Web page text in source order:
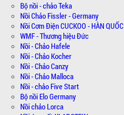
Bộ nồi - chảo Teka
Nồi Chảo Fissler - Germany
Nồi Cơm Điện CUCKOO - HÀN QUỐC
WMF - Thương hiệu Đức
Nồi - Chảo Hafele
Nồi - Chảo Kocher
Nồi - Chảo Canzy
Nồi - Chảo Malloca
Nồi - chảo Five Start
Bộ nồi Elo Germany
Nồi chảo Lorca